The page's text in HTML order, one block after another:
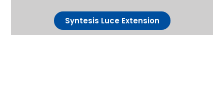
Syntesis Luce Extension